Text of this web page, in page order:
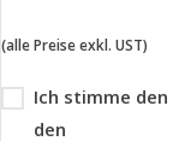
(alle Preise exkl. UST)
Ich stimme den
den